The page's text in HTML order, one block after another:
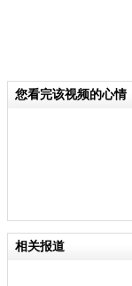
您看完该视频的心情
相关报道